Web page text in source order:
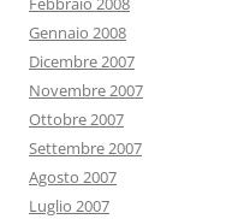
Gennaio 2008
Dicembre 2007
Novembre 2007
Ottobre 2007
Settembre 2007
Agosto 2007
Luglio 2007